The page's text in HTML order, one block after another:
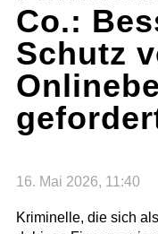
Co.:
Schutz
16. Mai 2026, 11:40
Kriminelle, die sich